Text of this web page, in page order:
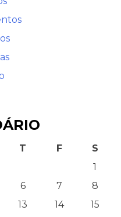
T F
S
1
6 7
8
13 14
15